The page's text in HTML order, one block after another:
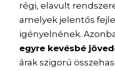
régi, elavult
amelyek jelentős
igényelnének.
egyre kevésbé
árak szigorú